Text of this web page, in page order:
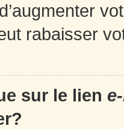
rabaisser
sur le lien